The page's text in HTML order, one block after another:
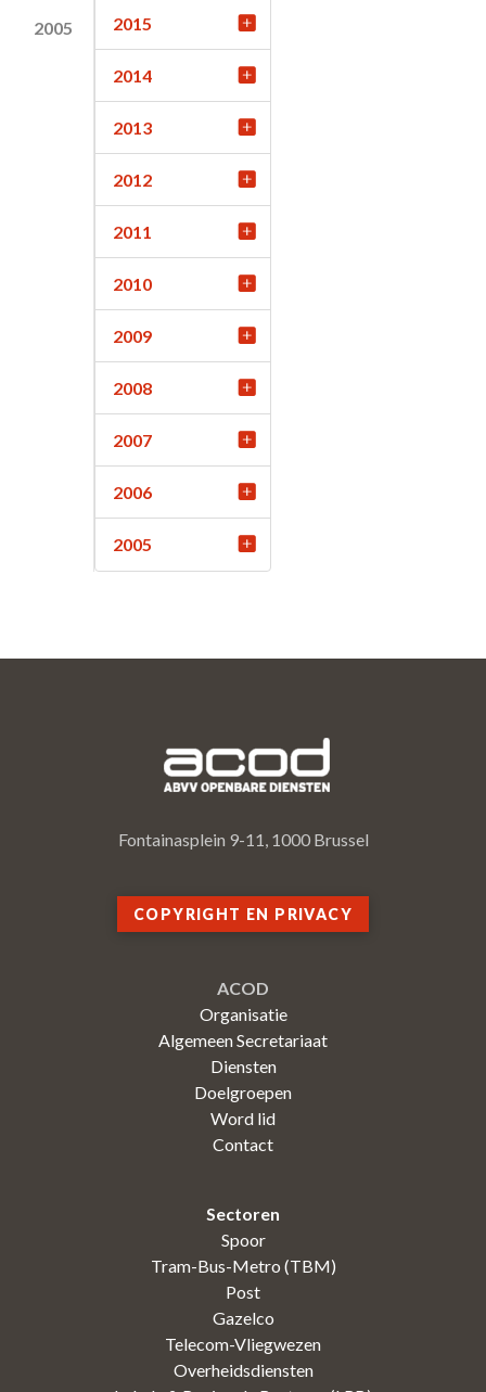
2005 2015
2014
2013
2012
2011
2010
2009
2008
2007
2006
2005
Fontainasplein 9-11, 1000 Brussel
COPYRIGHT EN PRIVACY
ACOD
Organisatie
Algemeen Secretariaat
Diensten
Doelgroepen
Word lid
Contact
Sectoren
Spoor
Tram-Bus-Metro (TBM)
Post
Gazelco
Telecom-Vliegwezen
Overheidsdiensten